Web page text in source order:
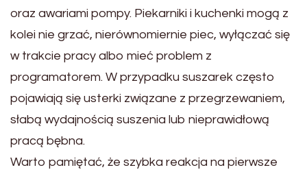
oraz awariami pompy. Piekarniki i kuchenki mogą z
kolei nie grzać, nierównomiernie piec, wyłączać się
w trakcie pracy albo mieć problem z
programatorem. W przypadku suszarek często
pojawiają się usterki związane z przegrzewaniem,
słabą wydajnością suszenia lub nieprawidłową
pracą bębna.
Warto pamiętać, że szybka reakcja na pierwsze